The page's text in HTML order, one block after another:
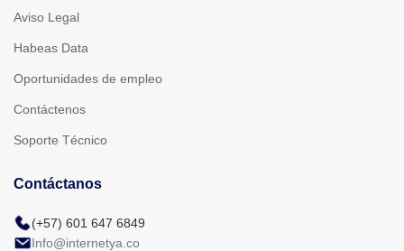
Aviso Legal
Habeas Data
Oportunidades de empleo
Contáctenos
Soporte Técnico
Contáctanos
(+57) 601 647 6849
Info@internetya.co